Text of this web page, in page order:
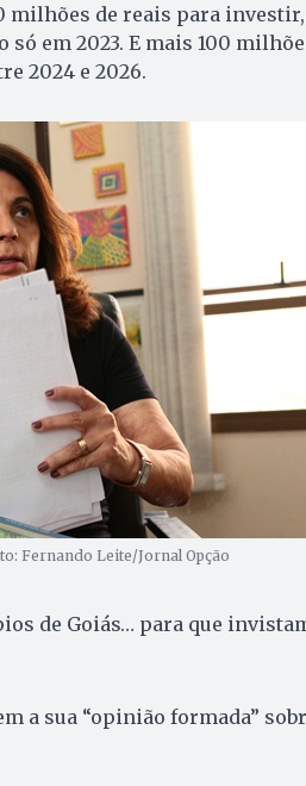
milhões de reais para investir,
só em 2023. E mais 100
2024 e 2026.
Fernando Leite/Jornal Opção
de Goiás… para que
a sua “opinião formada”